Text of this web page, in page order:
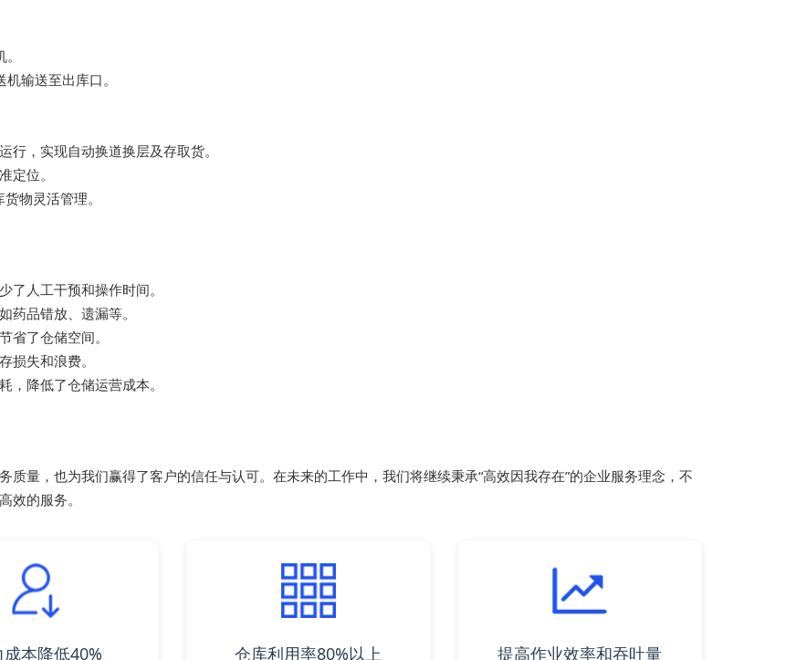
输送至出库口。
，实现自动换道换层及存取货。
定位。
物灵活管理。
人工干预和操作时间。
药品错放、遗漏等。
省了仓储空间。
损失和浪费。
降低了仓储运营成本。
量，也为我们赢得了客户的信任与认可。在未来的工作中，我们将继续秉承“高效因我存在”的企业服务理念，不
效的服务。
成本降低40% 仓库利用率80%以上 提高作业效率和吞吐量